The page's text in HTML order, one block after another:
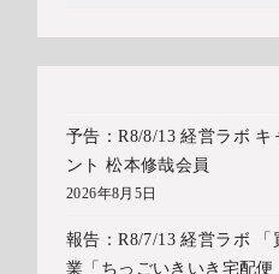
予告：R8/8/13 経営ラボ キ
ント 松本修哉会員
2026年8月5日
報告：R8/7/13 経営ラボ
業「ちっごいきいき宅配